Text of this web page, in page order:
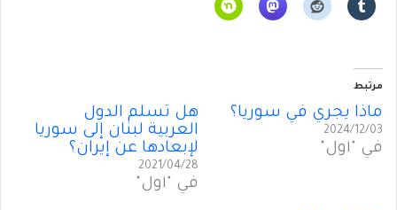
مرتبط
ماذا يجري في سوريا؟
2024/12/03
في "أول"
هل تُسلِّم الدول
العربية لبنان إلى سوريا
لإبعادها عن إيران؟
2021/04/28
في "أول"